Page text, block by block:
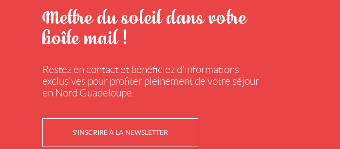
Mettre du soleil dans votre
boîte mail !
Restez en contact et bénéficiez d'informations
exclusives pour profiter pleinement de votre séjour
en Nord Guadeloupe.
S'INSCRIRE À LA NEWSLETTER